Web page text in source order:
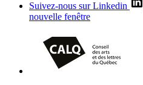
Suivez-nous sur Linkedin
nouvelle fenêtre